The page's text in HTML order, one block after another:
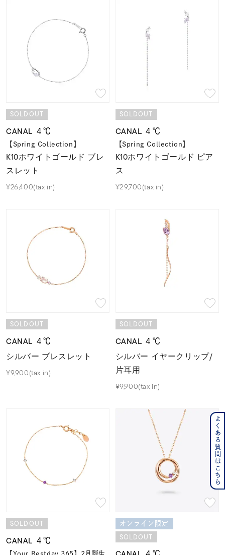
SOLDOUT
CANAL ４℃
【Spring Collection】
K10ホワイトゴールド ブレ
スレット
¥26,400(tax in)
SOLDOUT
CANAL ４℃
【Spring Collection】
K10ホワイトゴールド ピア
ス
¥29,700(tax in)
SOLDOUT
CANAL ４℃
シルバー ブレスレット
¥9,900(tax in)
SOLDOUT
CANAL ４℃
シルバー イヤークリップ/
片耳用
¥9,900(tax in)
SOLDOUT
CANAL ４℃
オンライン限定
SOLDOUT
よくある質問はこちら